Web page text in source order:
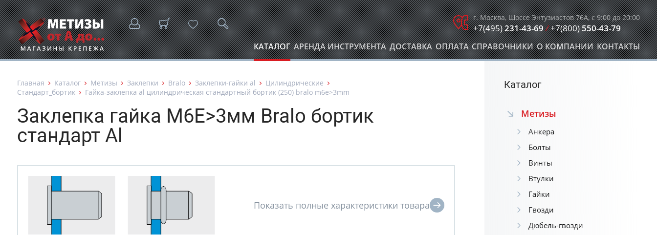
г. Москва, Шоссе Энтузиастов 76А, с 9:00 до 20:00
+7(495)231-43-69/+7(800)550-43-79
КАТАЛОГ АРЕНДА ИНСТРУМЕНТА ДОСТАВКА ОПЛАТА СПРАВОЧНИКИ О КОМПАНИИ КОНТАКТЫ
Главная Каталог Метизы Заклепки Bralo Заклепки-гайки аl
Цилиндрические
Стандарт_бортик
Гайка-заклепка al цилиндрическая стандартный бортик (250) bralo m6e>3mm
Заклепка гайка М6Е>3мм Bralo бортик
стандарт Al
Каталог
Метизы
Анкера
Болты
Винты
Втулки
Гайки
Гвозди
Дюбель-гвозди